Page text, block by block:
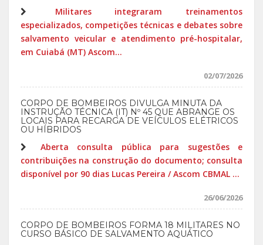
Militares integraram treinamentos
especializados, competições técnicas e debates sobre
salvamento veicular e atendimento pré-hospitalar,
em Cuiabá (MT) Ascom...
02/07/2026
CORPO DE BOMBEIROS DIVULGA MINUTA DA
INSTRUÇÃO TÉCNICA (IT) Nº 45 QUE ABRANGE OS
LOCAIS PARA RECARGA DE VEÍCULOS ELÉTRICOS
OU HÍBRIDOS
Aberta consulta pública para sugestões e
contribuições na construção do documento; consulta
disponível por 90 dias Lucas Pereira / Ascom CBMAL ...
26/06/2026
CORPO DE BOMBEIROS FORMA 18 MILITARES NO
CURSO BÁSICO DE SALVAMENTO AQUÁTICO